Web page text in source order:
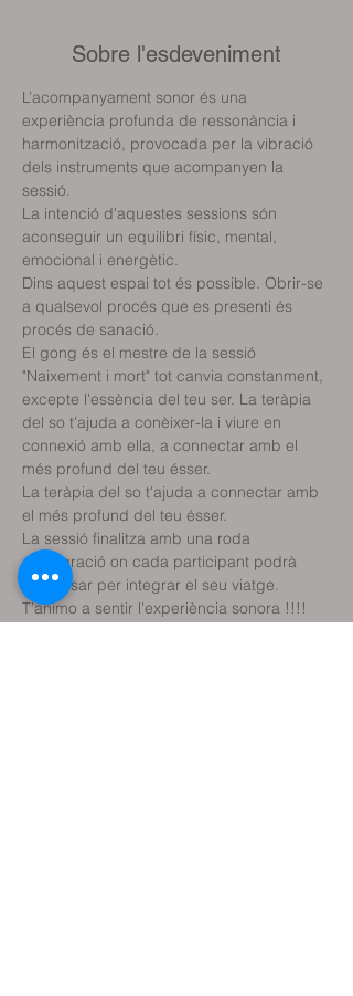
Sobre l'esdeveniment
L’acompanyament sonor és una
experiència profunda de ressonància i
harmonització, provocada per la vibració
dels instruments que acompanyen la
sessió.
La intenció d'aquestes sessions són
aconseguir un equilibri físic, mental,
emocional i energètic.
Dins aquest espai tot és possible. Obrir-se
a qualsevol procés que es presenti és
procés de sanació.
El gong és el mestre de la sessió
"Naixement i mort" tot canvia constanment,
excepte l'essència del teu ser. La teràpia
del so t'ajuda a conèixer-la i viure en
connexió amb ella, a connectar amb el
més profund del teu ésser.
La teràpia del so t'ajuda a connectar amb
el més profund del teu ésser.
La sessió finalitza amb una roda
d’integració on cada participant podrà
expressar per integrar el seu viatge.
T’animo a sentir l'experiència sonora !!!!